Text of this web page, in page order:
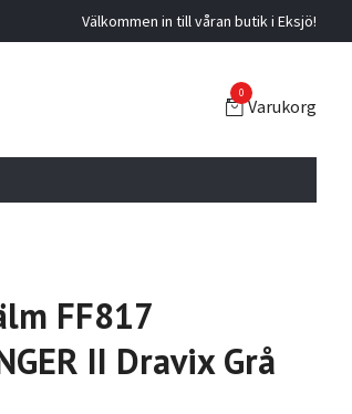
Välkommen in till våran butik i Eksjö!
0
Varukorg
FF817
II Dravix Grå